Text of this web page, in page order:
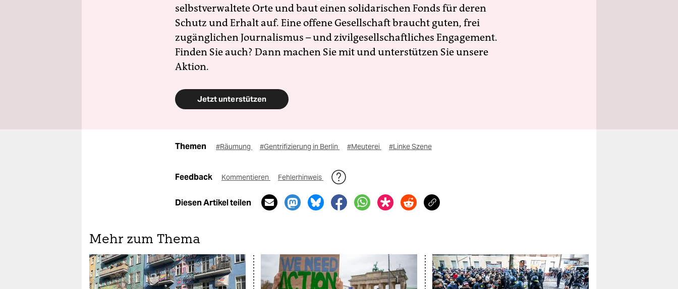
selbstverwaltete Orte und baut einen solidarischen Fonds für deren
Schutz und Erhalt auf. Eine offene Gesellschaft braucht guten, frei
zugänglichen Journalismus – und zivilgesellschaftliches Engagement.
Finden Sie auch? Dann machen Sie mit und unterstützen Sie unsere
Aktion.
Jetzt unterstützen
Themen #Räumung #Gentrifizierung in Berlin #Meuterei #Linke Szene
Feedback Kommentieren Fehlerhinweis
Diesen Artikel teilen
Mehr zum Thema